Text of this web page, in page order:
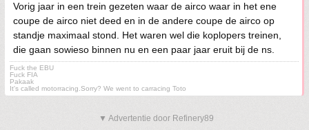
Vorig jaar in een trein gezeten waar de airco waar in het ene
coupe de airco niet deed en in de andere coupe de airco op
standje maximaal stond. Het waren wel die koplopers treinen,
die gaan sowieso binnen nu en een paar jaar eruit bij de ns.
Fuck the EBU
Fuck FIA
Pakaak
It's called motorracing.Sorry? We went to carracing Toto
▼ Advertentie door Refinery89